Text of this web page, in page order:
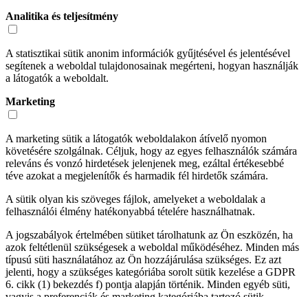
Analitika és teljesítmény
A statisztikai sütik anonim információk gyűjtésével és jelentésével
segítenek a weboldal tulajdonosainak megérteni, hogyan használják
a látogatók a weboldalt.
Marketing
A marketing sütik a látogatók weboldalakon átívelő nyomon
követésére szolgálnak. Céljuk, hogy az egyes felhasználók számára
releváns és vonzó hirdetések jelenjenek meg, ezáltal értékesebbé
téve azokat a megjelenítők és harmadik fél hirdetők számára.
A sütik olyan kis szöveges fájlok, amelyeket a weboldalak a
felhasználói élmény hatékonyabbá tételére használhatnak.
A jogszabályok értelmében sütiket tárolhatunk az Ön eszközén, ha
azok feltétlenül szükségesek a weboldal működéséhez. Minden más
típusú süti használatához az Ön hozzájárulása szükséges. Ez azt
jelenti, hogy a szükséges kategóriába sorolt sütik kezelése a GDPR
6. cikk (1) bekezdés f) pontja alapján történik. Minden egyéb süti,